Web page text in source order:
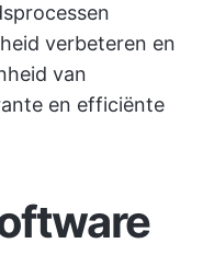
verbeteren en
van
en efficiënte